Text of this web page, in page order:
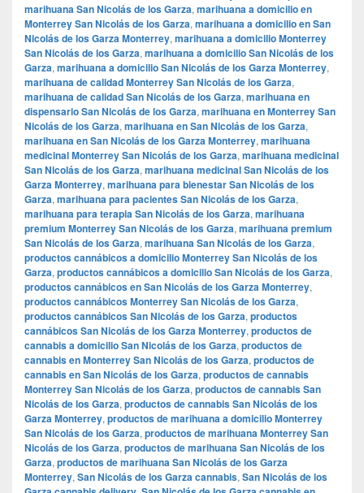
marihuana San Nicolás de los Garza, marihuana a domicilio en
Monterrey San Nicolás de los Garza, marihuana a domicilio en San
Nicolás de los Garza Monterrey, marihuana a domicilio Monterrey
San Nicolás de los Garza, marihuana a domicilio San Nicolás de los
Garza, marihuana a domicilio San Nicolás de los Garza Monterrey,
marihuana de calidad Monterrey San Nicolás de los Garza,
marihuana de calidad San Nicolás de los Garza, marihuana en
dispensario San Nicolás de los Garza, marihuana en Monterrey San
Nicolás de los Garza, marihuana en San Nicolás de los Garza,
marihuana en San Nicolás de los Garza Monterrey, marihuana
medicinal Monterrey San Nicolás de los Garza, marihuana medicinal
San Nicolás de los Garza, marihuana medicinal San Nicolás de los
Garza Monterrey, marihuana para bienestar San Nicolás de los
Garza, marihuana para pacientes San Nicolás de los Garza,
marihuana para terapia San Nicolás de los Garza, marihuana
premium Monterrey San Nicolás de los Garza, marihuana premium
San Nicolás de los Garza, marihuana San Nicolás de los Garza,
productos cannábicos a domicilio Monterrey San Nicolás de los
Garza, productos cannábicos a domicilio San Nicolás de los Garza,
productos cannábicos en San Nicolás de los Garza Monterrey,
productos cannábicos Monterrey San Nicolás de los Garza,
productos cannábicos San Nicolás de los Garza, productos
cannábicos San Nicolás de los Garza Monterrey, productos de
cannabis a domicilio San Nicolás de los Garza, productos de
cannabis en Monterrey San Nicolás de los Garza, productos de
cannabis en San Nicolás de los Garza, productos de cannabis
Monterrey San Nicolás de los Garza, productos de cannabis San
Nicolás de los Garza, productos de cannabis San Nicolás de los
Garza Monterrey, productos de marihuana a domicilio Monterrey
San Nicolás de los Garza, productos de marihuana Monterrey San
Nicolás de los Garza, productos de marihuana San Nicolás de los
Garza, productos de marihuana San Nicolás de los Garza
Monterrey, San Nicolás de los Garza cannabis, San Nicolás de los